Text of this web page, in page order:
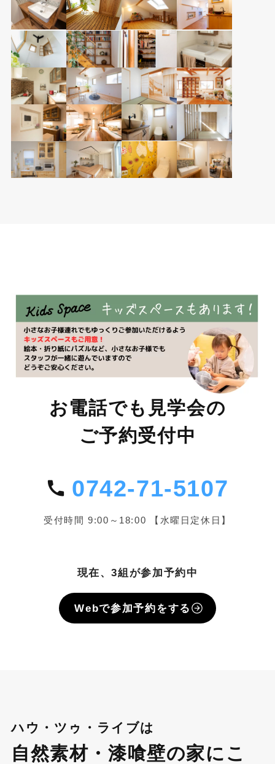
お電話でも見学会の
ご予約受付中
0742-71-5107
受付時間 9:00～18:00 【水曜日定休日】
現在、3組が参加予約中
Webで参加予約をする
ハウ・ツゥ・ライブは
自然素材・漆喰壁の家にこ